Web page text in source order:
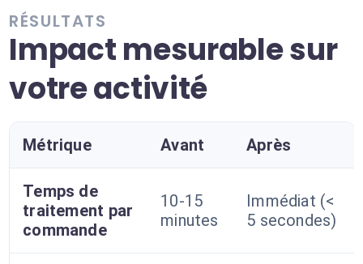
RÉSULTATS
Impact mesurable sur
votre activité
Métrique Avant Après
Temps de
traitement par
commande
10-15
minutes
Immédiat (<
5 secondes)